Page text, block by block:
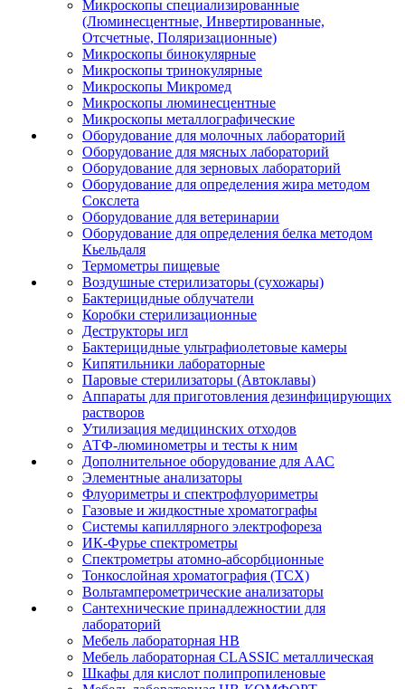
Микроскопы специализированные
(Люминесцентные, Инвертированные,
Отсчетные, Поляризационные)
Микроскопы бинокулярные
Микроскопы тринокулярные
Микроскопы Микромед
Микроскопы люминесцентные
Микроскопы металлографические
Оборудование для молочных лабораторий
Оборудование для мясных лабораторий
Оборудование для зерновых лабораторий
Оборудование для определения жира методом
Сокслета
Оборудование для ветеринарии
Оборудование для определения белка методом
Кьельдаля
Термометры пищевые
Воздушные стерилизаторы (сухожары)
Бактерицидные облучатели
Коробки стерилизационные
Деструкторы игл
Бактерицидные ультрафиолетовые камеры
Кипятильники лабораторные
Паровые стерилизаторы (Автоклавы)
Аппараты для приготовления дезинфицирующих
растворов
Утилизация медицинских отходов
АТФ-люминометры и тесты к ним
Дополнительное оборудование для ААС
Элементные анализаторы
Флуориметры и спектрофлуориметры
Газовые и жидкостные хроматографы
Системы капиллярного электрофореза
ИК-Фурье спектрометры
Спектрометры атомно-абсорбционные
Тонкослойная хроматография (ТСХ)
Вольтамперометрические анализаторы
Сантехнические принадлежностии для
лабораторий
Мебель лабораторная НВ
Мебель лабораторная CLASSIC металлическая
Шкафы для кислот полипропиленовые